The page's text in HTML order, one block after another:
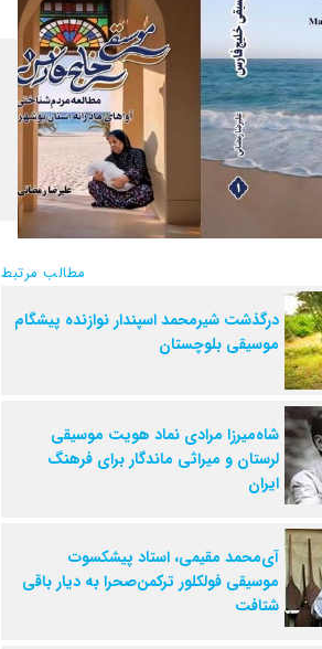
مطالب مرتبط
درگذشت شیرمحمد اسپندار نوازنده پیشگام
موسیقی بلوچستان
شاه‌میرزا مرادی نماد هویت موسیقی
لرستان و میراثی ماندگار برای فرهنگ
ایران
آی‌محمد مقیمی، استاد پیشکسوت
موسیقی فولکلور ترکمن‌صحرا به دیار باقی
شتافت